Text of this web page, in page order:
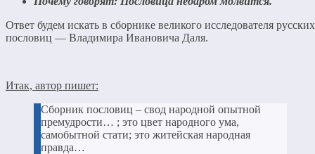
Ответ будем искать в сборнике великого исследователя русских
пословиц — Владимира Ивановича Даля.
Итак, автор пишет:
Сборник пословиц – свод народной опытной
премудрости… ; это цвет народного ума,
самобытной стати; это житейская народная
правда…